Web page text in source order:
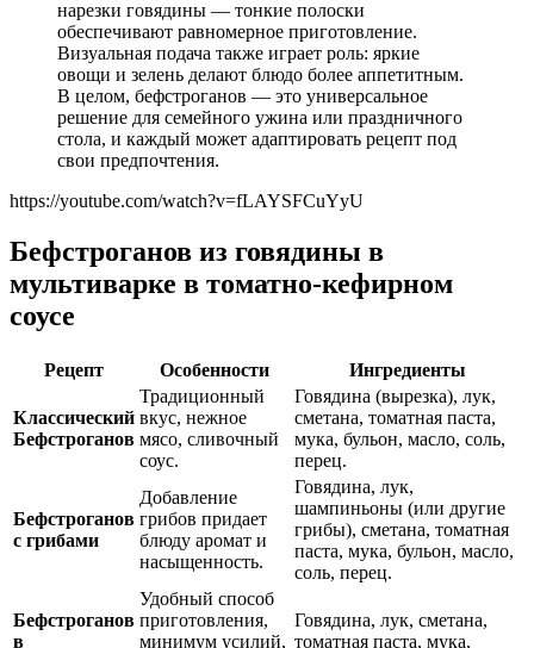
нарезки говядины — тонкие полоски
обеспечивают равномерное приготовление.
Визуальная подача также играет роль: яркие
овощи и зелень делают блюдо более аппетитным.
В целом, бефстроганов — это универсальное
решение для семейного ужина или праздничного
стола, и каждый может адаптировать рецепт под
свои предпочтения.
https://youtube.com/watch?v=fLAYSFCuYyU
Бефстроганов из говядины в
мультиварке в томатно-кефирном
соусе
Рецепт Особенности Ингредиенты
Классический
Бефстроганов
Традиционный
вкус, нежное
мясо, сливочный
соус.
Говядина (вырезка), лук,
сметана, томатная паста,
мука, бульон, масло, соль,
перец.
Бефстроганов
с грибами
Добавление
грибов придает
блюду аромат и
насыщенность.
Говядина, лук,
шампиньоны (или другие
грибы), сметана, томатная
паста, мука, бульон, масло,
соль, перец.
Бефстроганов
в
Удобный способ
приготовления,
минимум усилий,
Говядина, лук, сметана,
томатная паста, мука,